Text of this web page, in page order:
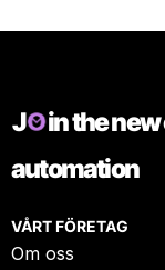
J
in the
automation
VÅRT FÖRETAG
Om oss